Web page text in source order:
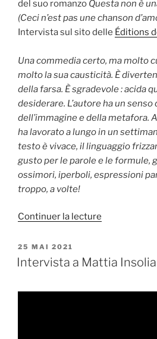
del suo romanzo Questa non è
(Ceci n’est pas une chanson
Intervista sul sito delle Éditions
Una commedia certo, ma molto
molto la sua causticità. È
della farsa. È sgradevole : acida
desiderare. L’autore ha un
dell’immagine e della metafora.
ha lavorato a lungo in un
testo è vivace, il linguaggio
gusto per le parole e le formule,
ossimori, iperboli, espressioni
troppo, a volte!
Continuer la lecture
:
PUBLIÉ
LE
25 MAI 2021
Intervista a Mattia Insolia